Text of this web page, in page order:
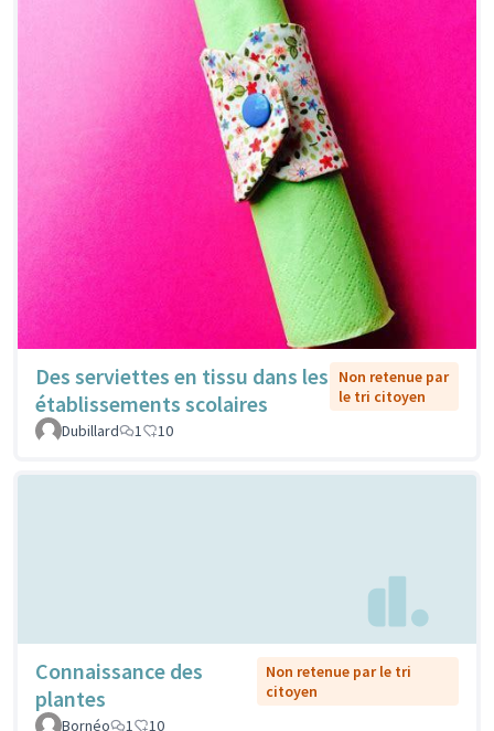
Des serviettes en tissu dans les
établissements scolaires
Non retenue par
le tri citoyen
Dubillard
1 10
Connaissance des
plantes
Non retenue par le tri
citoyen
Bornéo
1 10